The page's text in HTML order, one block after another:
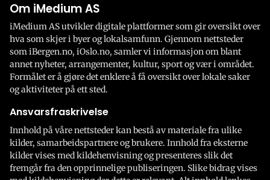
Om iMedium AS
iMedium AS utvikler digitale plattformer som gir oversikt over
hva som skjer i byer og lokalsamfunn. Gjennom nettsteder
som iBergen.no, iOslo.no, samler vi informasjon om blant
annet nyheter, arrangementer, kultur, sport og vær i området.
Formålet er å gjøre det enklere å få oversikt over lokale saker
og aktiviteter på ett sted.
Ansvarsfraskrivelse
Innhold på våre nettsteder kan bestå av materiale fra ulike
kilder, samarbeidspartnere og brukere. Innhold fra eksterne
kilder vises med kildehenvisning og presenteres slik det
fremgår fra den opprinnelige publiseringen. Slike bidrag vises